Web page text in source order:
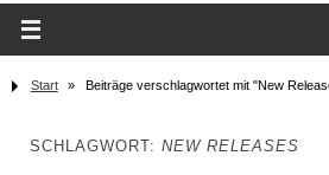
Start » Beiträge verschlagwortet mit "New
SCHLAGWORT: NEW RELEASES